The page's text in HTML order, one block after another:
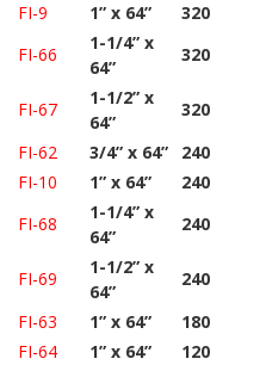
FI-9
1” x 64”
320
FI-66
1-1/4” x
64”
320
FI-67
1-1/2” x
64”
320
FI-62
3/4” x 64”
240
FI-10
1” x 64”
240
FI-68
1-1/4” x
64”
240
FI-69
1-1/2” x
64”
240
FI-63
1” x 64”
180
FI-64
1” x 64”
120